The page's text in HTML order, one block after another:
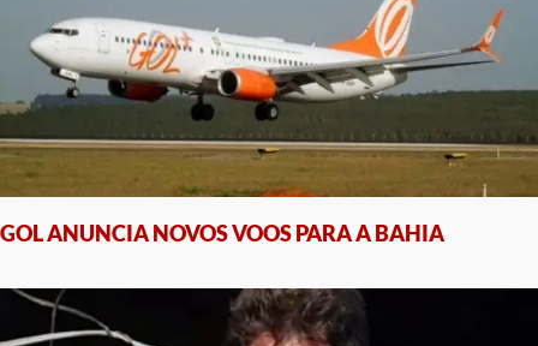
GOL ANUNCIA NOVOS VOOS PARA A BAHIA